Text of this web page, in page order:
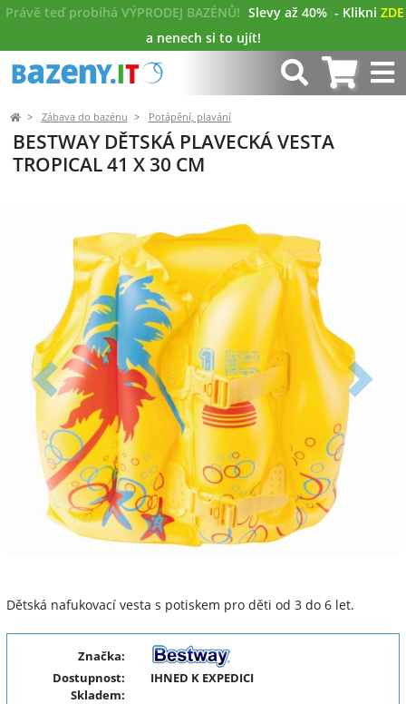
Právě teď probíhá VÝPRODEJ BAZÉNŮ! Slevy až 40% - Klikni ZDE
a nenech si to ujít!
Zábava do bazénu Potápění, plavání
BESTWAY DĚTSKÁ PLAVECKÁ VESTA
TROPICAL 41 X 30 CM
Předchozí Další
Dětská nafukovací vesta s potiskem pro děti od 3 do 6 let.
Značka:
Dostupnost:
IHNED K EXPEDICI
Skladem: